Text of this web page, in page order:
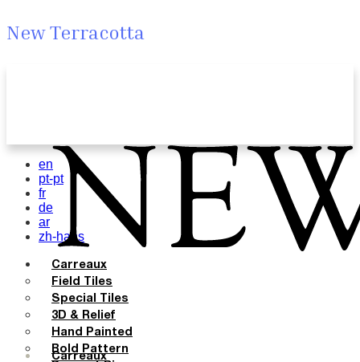
New Terracotta
Carreaux
en
pt-pt
fr
de
ar
zh-hans
Carreaux
Field Tiles
Special Tiles
3D & Relief
Hand Painted
Bold Pattern